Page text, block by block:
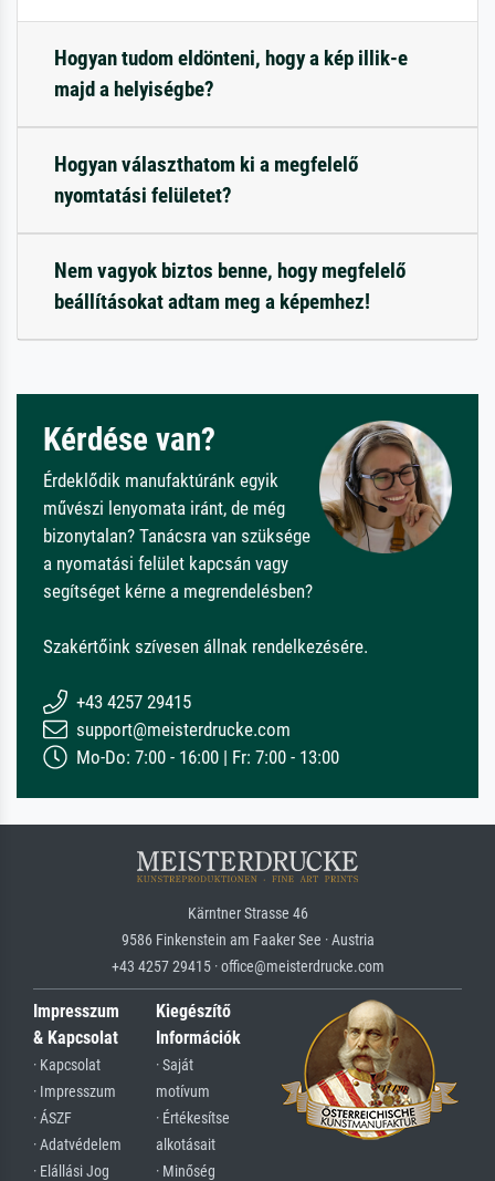
Hogyan tudom eldönteni, hogy a kép illik-e
majd a helyiségbe?
Hogyan választhatom ki a megfelelő
nyomtatási felületet?
Nem vagyok biztos benne, hogy megfelelő
beállításokat adtam meg a képemhez!
Kérdése van?
Érdeklődik manufaktúránk egyik
művészi lenyomata iránt, de még
bizonytalan? Tanácsra van szüksége
a nyomatási felület kapcsán vagy
segítséget kérne a megrendelésben?
Szakértőink szívesen állnak rendelkezésére.
+43 4257 29415
support@meisterdrucke.com
Mo-Do: 7:00 - 16:00 | Fr: 7:00 - 13:00
Kärntner Strasse 46
9586 Finkenstein am Faaker See · Austria
+43 4257 29415 · office@meisterdrucke.com
Impresszum
& Kapcsolat
· Kapcsolat
· Impresszum
· ÁSZF
· Adatvédelem
· Elállási Jog
Kiegészítő
Információk
· Saját
motívum
· Értékesítse
alkotásait
· Minőség